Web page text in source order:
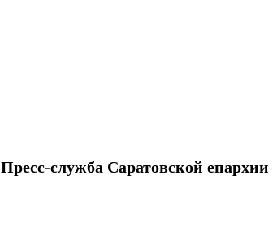
Пресс-служба Саратовской епархии